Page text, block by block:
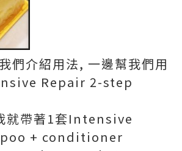
們介紹用法, 一邊幫我們用
Repair 2-step
就帶著1套Intensive
+ conditioner